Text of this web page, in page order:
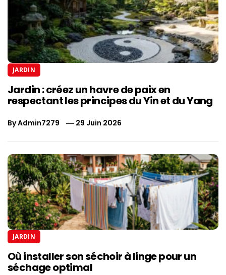
JARDIN
Jardin : créez un havre de paix en
respectant les principes du Yin et du Yang
ByAdmin7279 29 Juin 2026
JARDIN
Où installer son séchoir à linge pour un
séchage optimal